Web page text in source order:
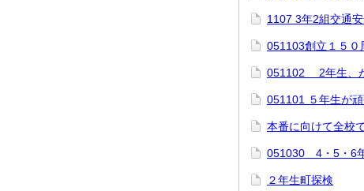
1107 3年2組交通
051103創立１５０
051102 2年生、
051101 ５年生が
本番に向けて全校
051030 4・5・6
２年生町探検